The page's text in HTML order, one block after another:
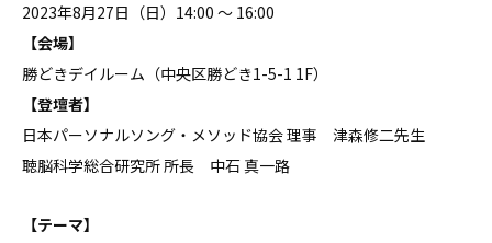
2023年8月27日（日）14:00 〜 16:00
【会場】
勝どきデイルーム（中央区勝どき1-5-1 1F）
【登壇者】
日本パーソナルソング・メソッド協会 理事 津森修二先生
聴脳科学総合研究所 所長 中石 真一路
【テーマ】